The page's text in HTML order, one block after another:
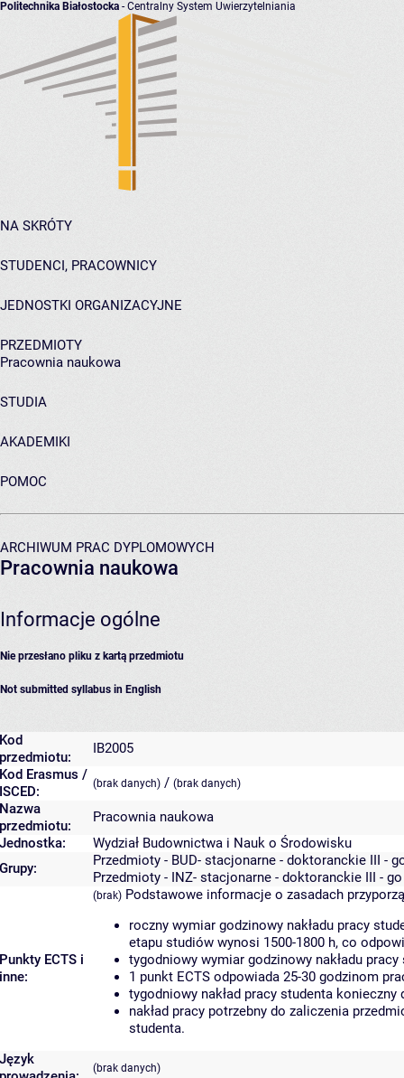
Politechnika Białostocka - Centralny System Uwierzytelniania
NA SKRÓTY
STUDENCI, PRACOWNICY
JEDNOSTKI ORGANIZACYJNE
PRZEDMIOTY
Pracownia naukowa
STUDIA
AKADEMIKI
POMOC
ARCHIWUM PRAC DYPLOMOWYCH
Pracownia naukowa
Informacje ogólne
Nie przesłano pliku z kartą przedmiotu
Not submitted syllabus in English
Kod
przedmiotu:
IB2005
Kod Erasmus /
ISCED:
(brak danych) / (brak danych)
Nazwa
przedmiotu:
Pracownia naukowa
Jednostka:
Wydział Budownictwa i Nauk o Środowisku
Grupy:
Przedmioty - BUD- stacjonarne - doktoranckie III -
Przedmioty - INZ- stacjonarne - doktoranckie III -
Punkty ECTS i
inne:
(brak) Podstawowe informacje o zasadach
roczny wymiar godzinowy nakładu pracy
etapu studiów wynosi 1500-1800 h, co
tygodniowy wymiar godzinowy nakładu
1 punkt ECTS odpowiada 25-30 godzinom
tygodniowy nakład pracy studenta
nakład pracy potrzebny do zaliczenia
studenta.
Język
(brak danych)